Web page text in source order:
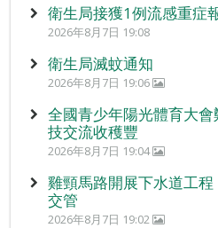
衛生局接獲1例流感重症
2026年8月7日 19:08
衛生局滅蚊通知
2026年8月7日 19:06
全國青少年陽光體育大
技交流收穫豐
2026年8月7日 19:04
雞頸馬路開展下水道工
交管
2026年8月7日 19:02